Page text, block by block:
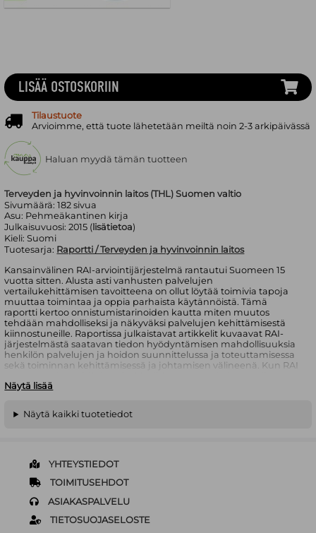
Terveyden ja hyvinvoinnin laitos (THL) Suomen valtio
Sivumäärä:182 sivua
Asu: Pehmeäkantinen kirja
Julkaisuvuosi:2015 ( lisätietoa)
Kieli:Suomi
Tuotesarja: Raportti / Terveyden ja hyvinvoinnin laitos
Kansainvälinen RAI-arviointijärjestelmä rantautui Suomeen 15
vuotta sitten. Alusta asti vanhusten palvelujen
vertailukehittämisen tavoitteena on ollut löytää toimivia tapoja
muuttaa toimintaa ja oppia parhaista käytännöistä. Tämä
raportti kertoo onnistumistarinoiden kautta miten muutos
tehdään mahdolliseksi ja näkyväksi palvelujen kehittämisestä
kiinnostuneille. Raportissa julkaistavat artikkelit kuvaavat RAI-
järjestelmästä saatavan tiedon hyödyntämisen mahdollisuuksia
henkilön palvelujen ja hoidon suunnittelussa ja toteuttamisessa
sekä toiminnan kehittämisessä ja johtamisen välineenä. Kun RAI
voidaan asettaa toiminnalle tavoitteita ja arvioida kehittämistyön
kansainvälisessä vertailussa sijoittuvan hyvän ja huonon
keskivälille; moni asia on 2000-luvun alusta kehittynyt
Näytä lisää
LISÄÄ OSTOSKORIIN
Tilaustuote
Arvioimme, että tuote lähetetään meiltä noin 2-3 arkipäivässä
Haluan myydä tämän tuotteen
Näytä kaikki tuotetiedot
YHTEYSTIEDOT
TOIMITUSEHDOT
ASIAKASPALVELU
TIETOSUOJASELOSTE